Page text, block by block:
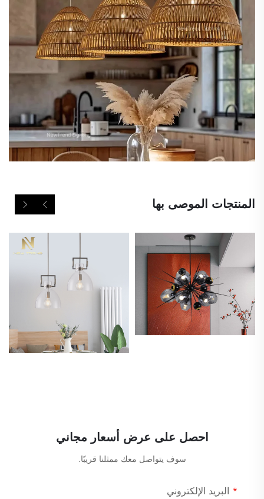
المنتجات الموصى بها
احصل على عرض أسعار مجاني
سوف يتواصل معك ممثلنا قريبًا.
البريد الإلكتروني